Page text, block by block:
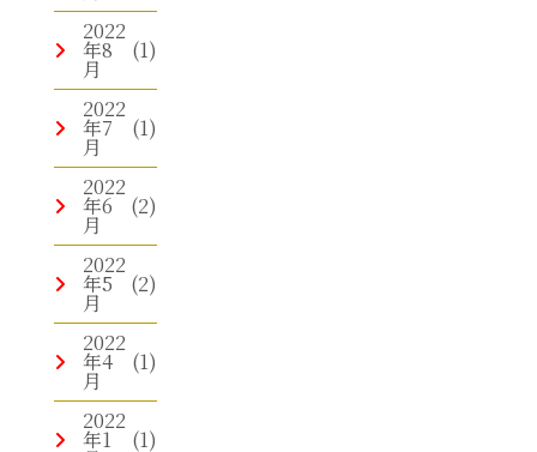
2022
年8
月
(1)
2022
年7
月
(1)
2022
年6
月
(2)
2022
年5
月
(2)
2022
年4
月
(1)
2022
年1 (1)